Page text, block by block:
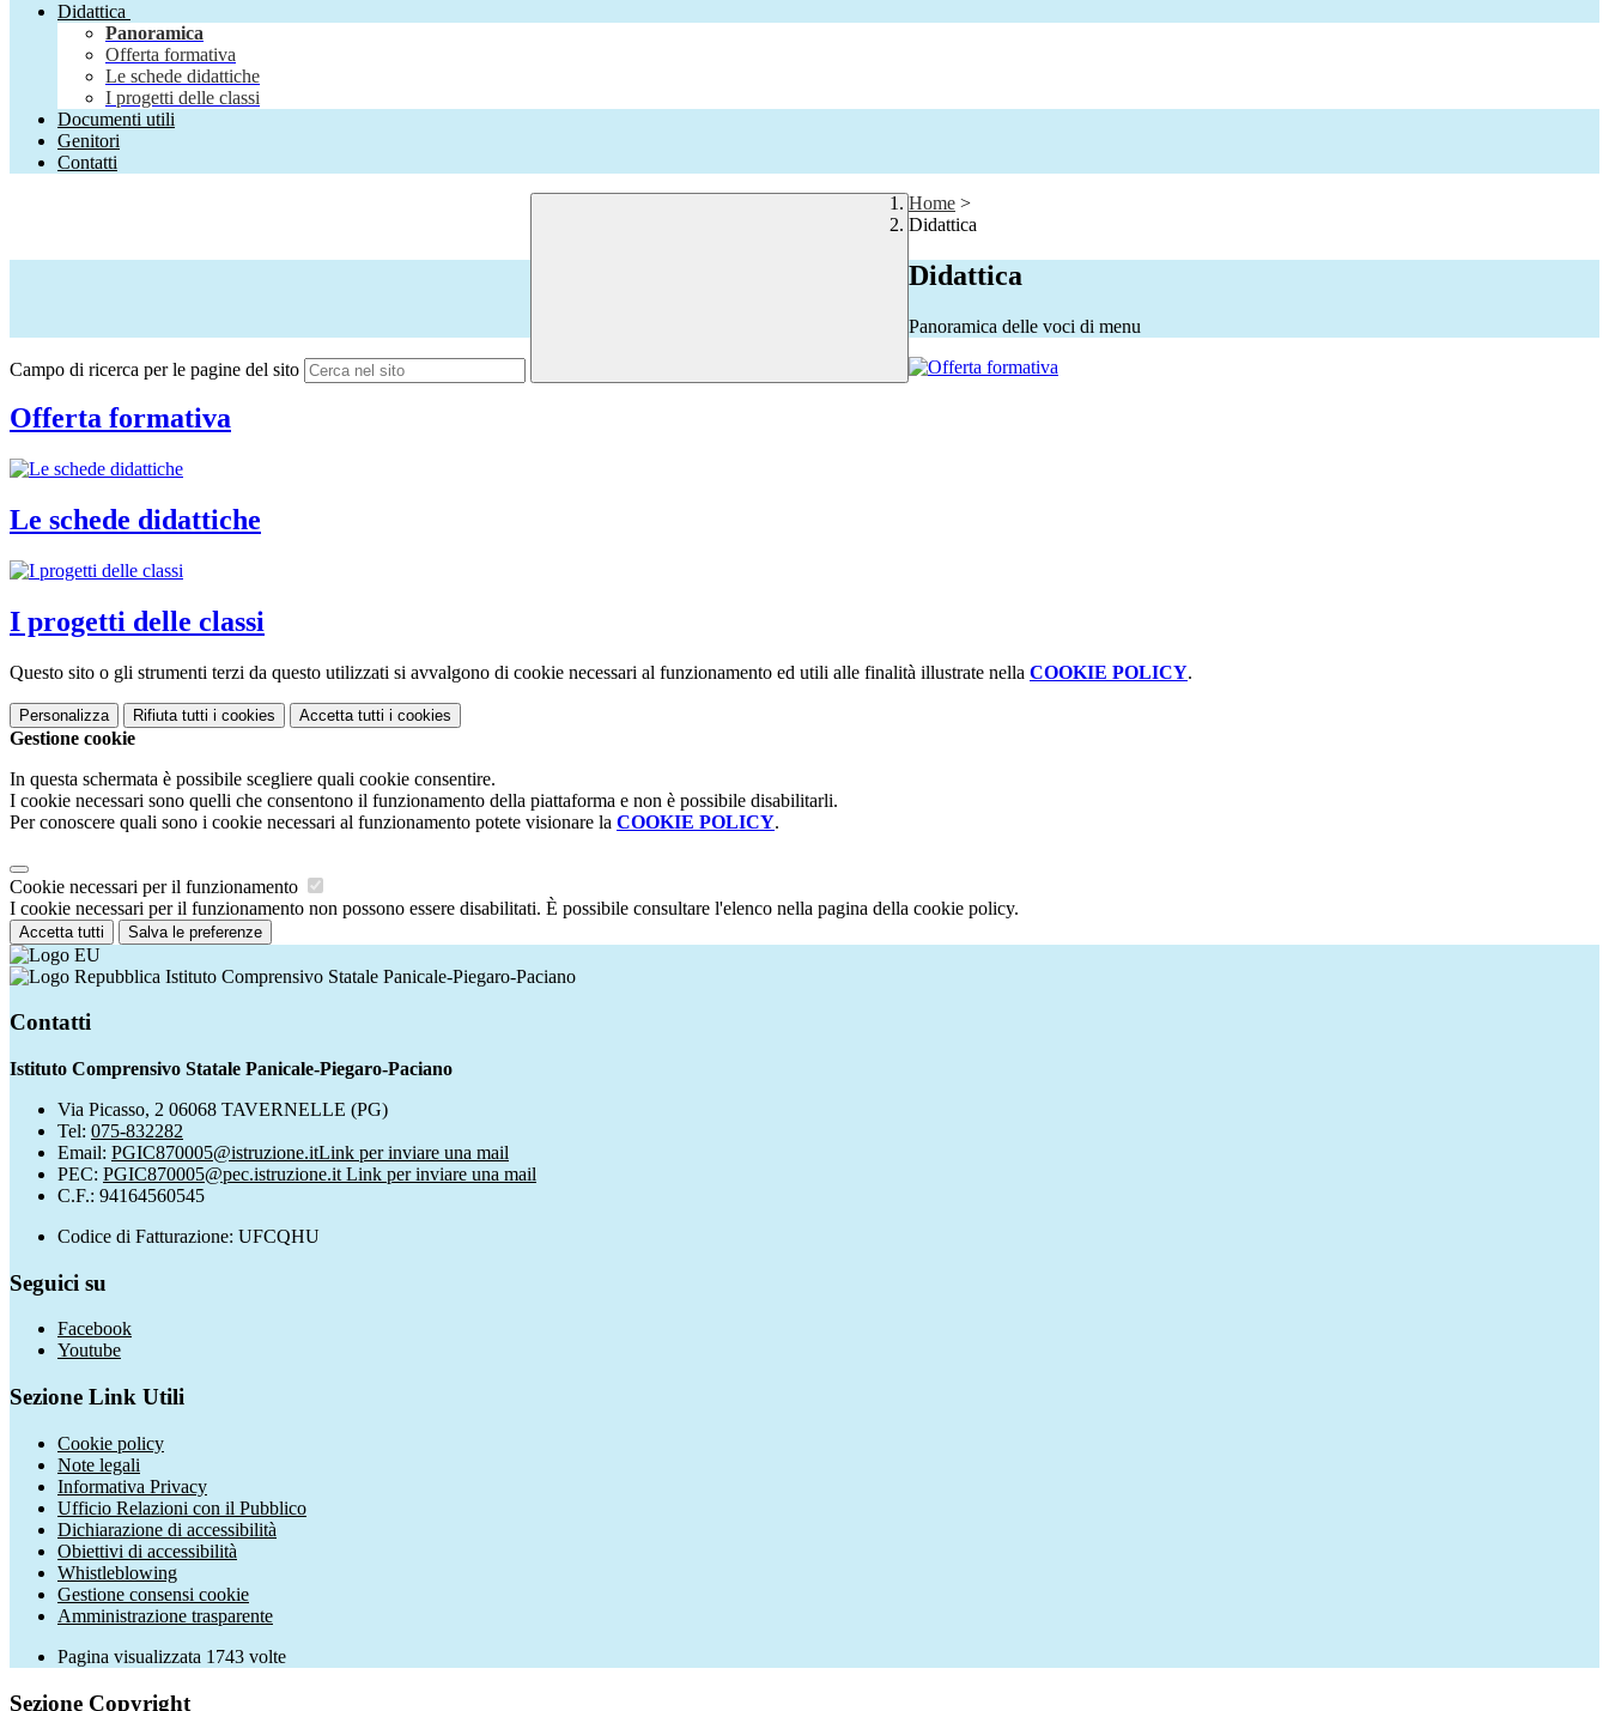
Didattica
Panoramica
Offerta formativa
Le schede didattiche
I progetti delle classi
Documenti utili
Genitori
Contatti
Campo di ricerca per le pagine del sito
Home >
Didattica
Didattica
Panoramica delle voci di menu
Offerta formativa
Le schede didattiche
I progetti delle classi
Questo sito o gli strumenti terzi da questo utilizzati si avvalgono di cookie necessari al funzionamento ed utili alle finalità illustrate nella COOKIE POLICY.
Personalizza Rifiuta tutti i cookies Accetta tutti i cookies
Gestione cookie
In questa schermata è possibile scegliere quali cookie consentire.
I cookie necessari sono quelli che consentono il funzionamento della piattaforma e non è possibile disabilitarli.
Per conoscere quali sono i cookie necessari al funzionamento potete visionare la COOKIE POLICY.
Cookie necessari per il funzionamento
I cookie necessari per il funzionamento non possono essere disabilitati. È possibile consultare l'elenco nella pagina della cookie policy.
Accetta tutti Salva le preferenze
Istituto Comprensivo Statale Panicale-Piegaro-Paciano
Contatti
Istituto Comprensivo Statale Panicale-Piegaro-Paciano
Via Picasso, 2 06068 TAVERNELLE (PG)
Tel: 075-832282
Email: PGIC870005@istruzione.itLink per inviare una mail
PEC: PGIC870005@pec.istruzione.it Link per inviare una mail
C.F.: 94164560545
Codice di Fatturazione: UFCQHU
Seguici su
Facebook
Youtube
Sezione Link Utili
Cookie policy
Note legali
Informativa Privacy
Ufficio Relazioni con il Pubblico
Dichiarazione di accessibilità
Obiettivi di accessibilità
Whistleblowing
Gestione consensi cookie
Amministrazione trasparente
Pagina visualizzata 1743 volte
Sezione Copyright